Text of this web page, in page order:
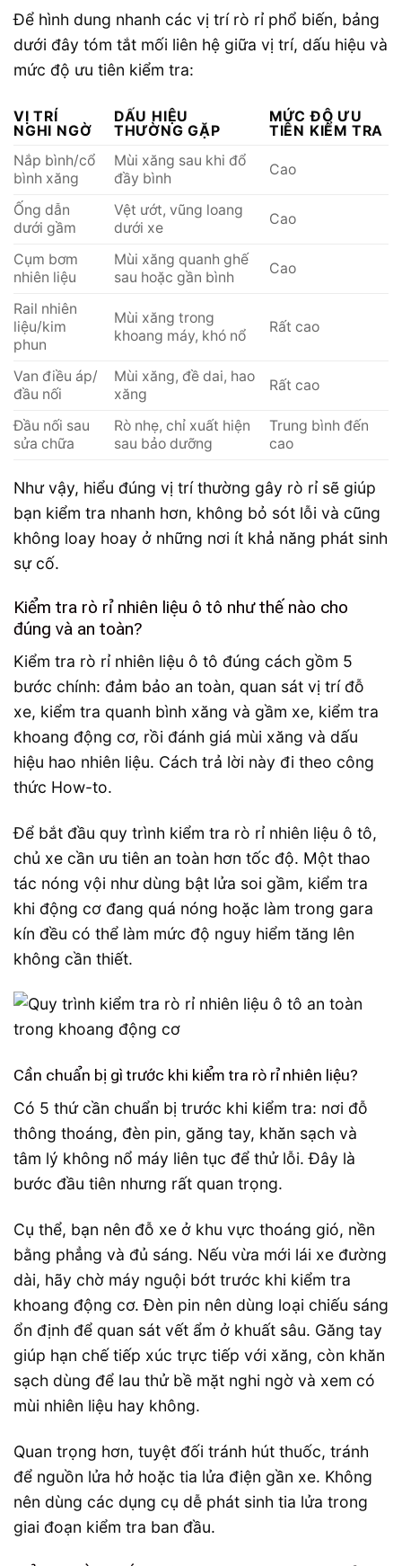
Để hình dung nhanh các vị trí rò rỉ phổ biến, bảng
dưới đây tóm tắt mối liên hệ giữa vị trí, dấu hiệu và
mức độ ưu tiên kiểm tra:
VỊ TRÍ
NGHI NGỜ
DẤU HIỆU
THƯỜNG GẶP
MỨC ĐỘ ƯU
TIÊN KIỂM TRA
Nắp bình/cổ
bình xăng
Mùi xăng sau khi đổ
đầy bình
Cao
Ống dẫn
dưới gầm
Vệt ướt, vũng loang
dưới xe
Cao
Cụm bơm
nhiên liệu
Mùi xăng quanh ghế
sau hoặc gần bình
Cao
Rail nhiên
liệu/kim
phun
Mùi xăng trong
khoang máy, khó nổ
Rất cao
Van điều áp/
đầu nối
Mùi xăng, đề dai, hao
xăng
Rất cao
Đầu nối sau
sửa chữa
Rò nhẹ, chỉ xuất hiện
sau bảo dưỡng
Trung bình đến
cao
Như vậy, hiểu đúng vị trí thường gây rò rỉ sẽ giúp
bạn kiểm tra nhanh hơn, không bỏ sót lỗi và cũng
không loay hoay ở những nơi ít khả năng phát sinh
sự cố.
Kiểm tra rò rỉ nhiên liệu ô tô như thế nào cho
đúng và an toàn?
Kiểm tra rò rỉ nhiên liệu ô tô đúng cách gồm 5
bước chính: đảm bảo an toàn, quan sát vị trí đỗ
xe, kiểm tra quanh bình xăng và gầm xe, kiểm tra
khoang động cơ, rồi đánh giá mùi xăng và dấu
hiệu hao nhiên liệu. Cách trả lời này đi theo công
thức How-to.
Để bắt đầu quy trình kiểm tra rò rỉ nhiên liệu ô tô,
chủ xe cần ưu tiên an toàn hơn tốc độ. Một thao
tác nóng vội như dùng bật lửa soi gầm, kiểm tra
khi động cơ đang quá nóng hoặc làm trong gara
kín đều có thể làm mức độ nguy hiểm tăng lên
không cần thiết.
Cần chuẩn bị gì trước khi kiểm tra rò rỉ nhiên liệu?
Có 5 thứ cần chuẩn bị trước khi kiểm tra: nơi đỗ
thông thoáng, đèn pin, găng tay, khăn sạch và
tâm lý không nổ máy liên tục để thử lỗi. Đây là
bước đầu tiên nhưng rất quan trọng.
Cụ thể, bạn nên đỗ xe ở khu vực thoáng gió, nền
bằng phẳng và đủ sáng. Nếu vừa mới lái xe đường
dài, hãy chờ máy nguội bớt trước khi kiểm tra
khoang động cơ. Đèn pin nên dùng loại chiếu sáng
ổn định để quan sát vết ẩm ở khuất sâu. Găng tay
giúp hạn chế tiếp xúc trực tiếp với xăng, còn khăn
sạch dùng để lau thử bề mặt nghi ngờ và xem có
mùi nhiên liệu hay không.
Quan trọng hơn, tuyệt đối tránh hút thuốc, tránh
để nguồn lửa hở hoặc tia lửa điện gần xe. Không
nên dùng các dụng cụ dễ phát sinh tia lửa trong
giai đoạn kiểm tra ban đầu.